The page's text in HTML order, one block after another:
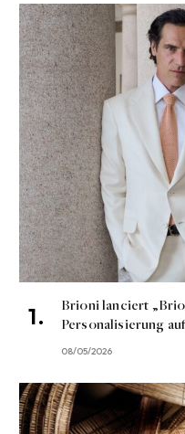
Brioni lanciert
Personalisierung
08/05/2026